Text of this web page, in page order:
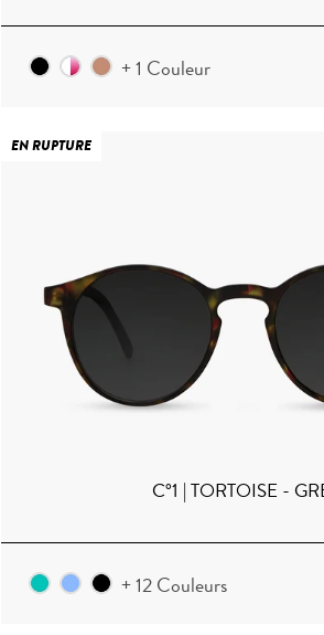
+ 1 Couleur
EN RUPTURE
C°1 | TORTOISE -
+ 12 Couleurs